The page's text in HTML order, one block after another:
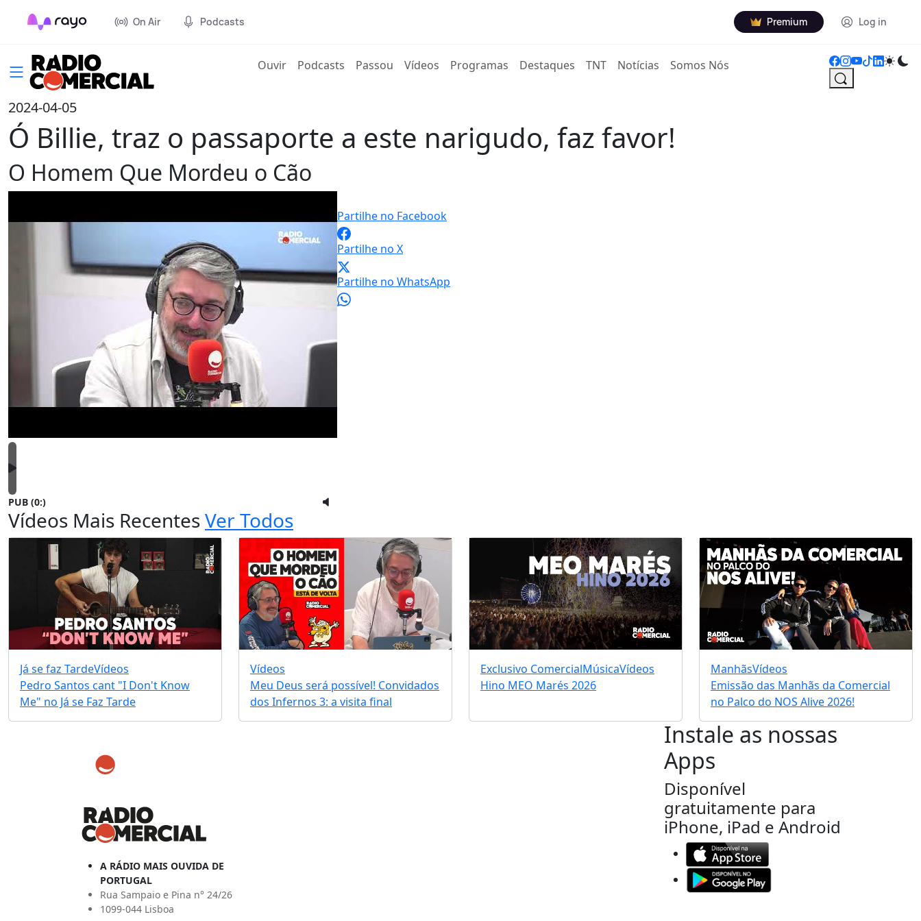
On Air Podcasts Premium Log in
Ouvir(current)
Podcasts Passou Vídeos Programas Destaques TNT Notícias Somos Nós
2024-04-05
Ó Billie, traz o passaporte a este narigudo, faz favor!
O Homem Que Mordeu o Cão
PUB (0:)
Partilhe no Facebook
Partilhe no X
Partilhe no WhatsApp
Vídeos Mais RecentesVer Todos
Já se faz TardeVídeos
Pedro Santos cant "I Don't Know
Me" no Já se Faz Tarde
Vídeos
Meu Deus será possível! Convidados
dos Infernos 3: a visita final
Exclusivo ComercialMúsicaVídeos
Hino MEO Marés 2026
ManhãsVídeos
Emissão das Manhãs da Comercial
no Palco do NOS Alive 2026!
A RÁDIO MAIS OUVIDA DE
PORTUGAL
Rua Sampaio e Pina n° 24/26
1099-044 Lisboa
Instale as nossas
Apps
Disponível
gratuitamente para
iPhone, iPad e Android